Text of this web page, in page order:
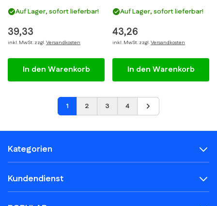
Auf Lager, sofort lieferbar!
39,33
inkl. MwSt. zzgl.Versandkosten
In den Warenkorb
Auf Lager, sofort lieferbar!
43,26
inkl. MwSt. zzgl.Versandkosten
In den Warenkorb
1 2 3 4
Kategorien
Kundendienst